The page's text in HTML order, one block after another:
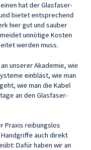
hat der Glasfaser-
bietet entsprechend
hier gut und sauber
unnötige Kosten
werden muss.
unserer Akademie, wie
einbläst, wie man
wie man die Kabel
an den Glasfaser-
Praxis reibungslos
auch direkt
Dafür haben wir an